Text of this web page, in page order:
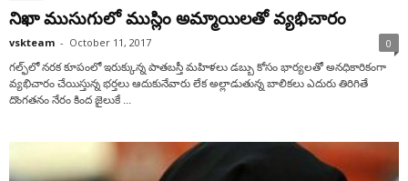
నిఖా ముసుగులో ముస్లిం అమ్మాయిలతో వ్యభిచారం
vskteam - October 11, 2017 0
గల్ఫ్‌లో నరక కూపంలో ఇరుక్కున్న పాతబస్తీ మహిళలు డబ్బు కోసం భార్యలతో అనధికారికంగా
వ్యభిచారం చేయిస్తున్న భర్తలు ఆదుకునేవారు లేక అల్లాడుతున్న బాలికలు ఎదురు తిరిగితే
దొంగతనం నేరం కింద జైలుకే ...